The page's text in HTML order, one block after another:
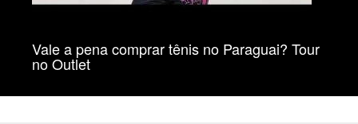
Vale a pena comprar tênis no Paraguai? Tour
no Outlet